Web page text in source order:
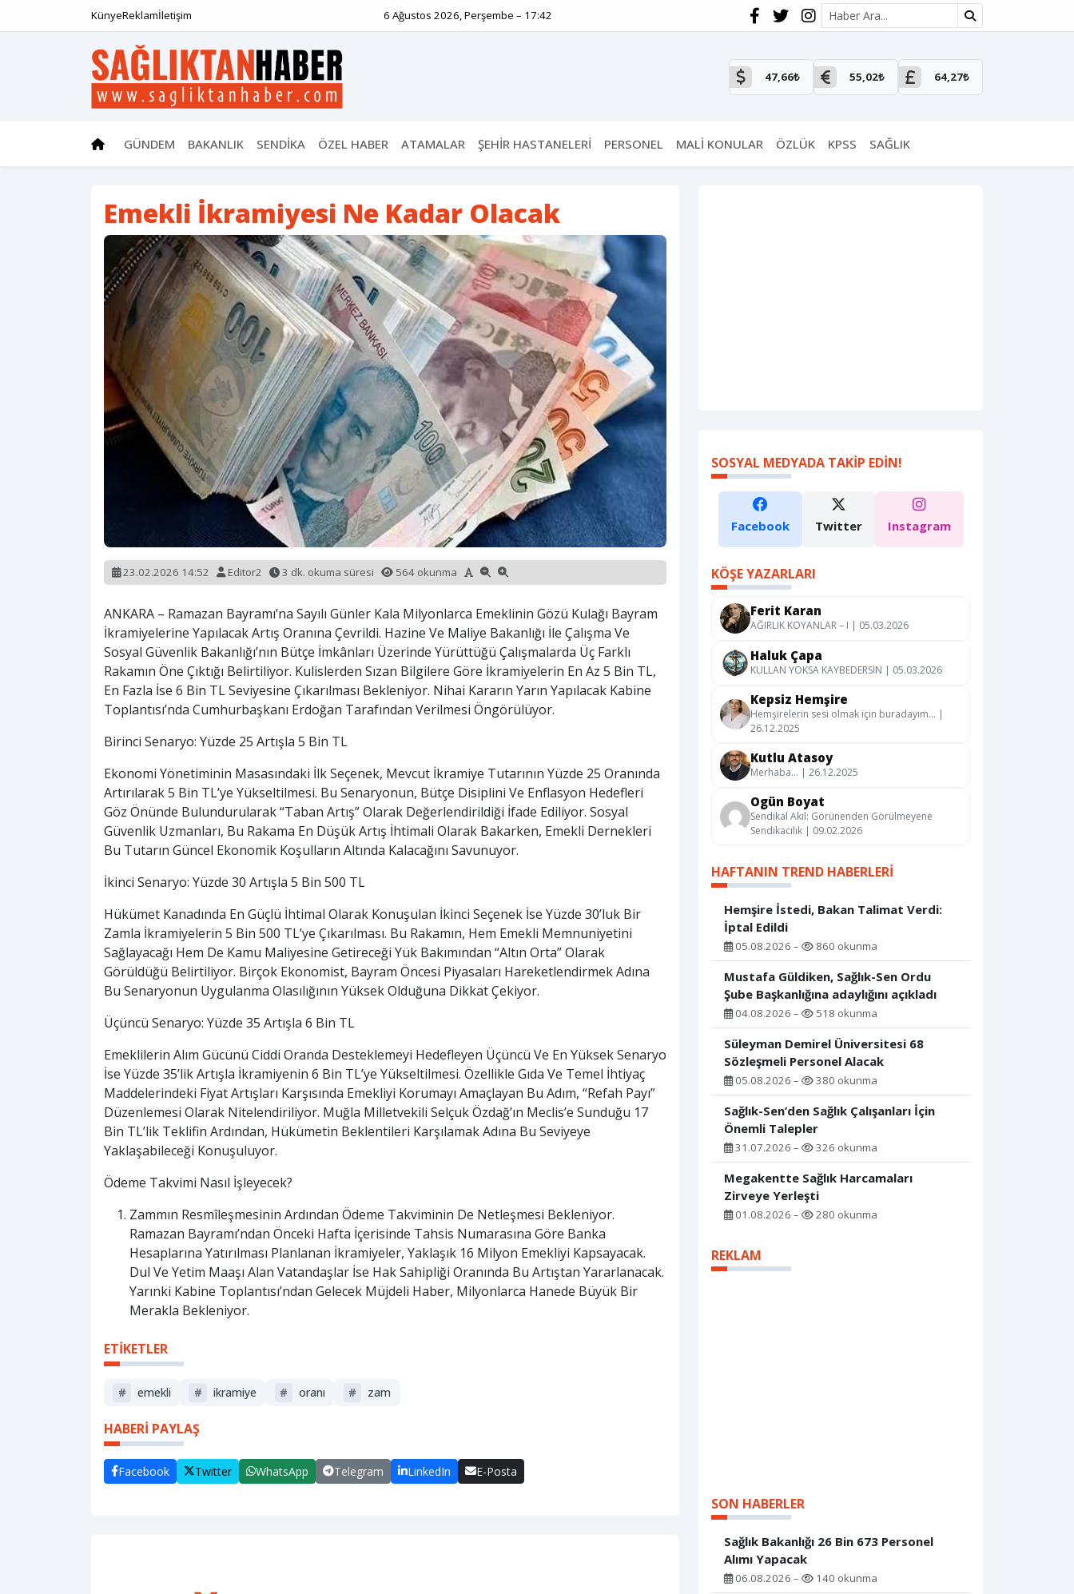
KünyeReklamİletişim 6 Ağustos 2026, Perşembe – 17:42 Site içi arama
47,66₺ 55,02₺ 64,27₺
GÜNDEM BAKANLIK SENDİKA ÖZEL HABER ATAMALAR ŞEHİR HASTANELERİ PERSONEL MALİ KONULAR ÖZLÜK KPSS SAĞLIK
Emekli İkramiyesi Ne Kadar Olacak
23.02.2026 14:52 Editor2 3 dk. okuma süresi 564 okunma
ANKARA – Ramazan Bayramı’na Sayılı Günler Kala Milyonlarca Emeklinin Gözü Kulağı Bayram
İkramiyelerine Yapılacak Artış Oranına Çevrildi. Hazine Ve Maliye Bakanlığı İle Çalışma Ve
Sosyal Güvenlik Bakanlığı’nın Bütçe İmkânları Üzerinde Yürüttüğü Çalışmalarda Üç Farklı
Rakamın Öne Çıktığı Belirtiliyor. Kulislerden Sızan Bilgilere Göre İkramiyelerin En Az 5 Bin TL,
En Fazla İse 6 Bin TL Seviyesine Çıkarılması Bekleniyor. Nihai Kararın Yarın Yapılacak Kabine
Toplantısı’nda Cumhurbaşkanı Erdoğan Tarafından Verilmesi Öngörülüyor.
Birinci Senaryo: Yüzde 25 Artışla 5 Bin TL
Ekonomi Yönetiminin Masasındaki İlk Seçenek, Mevcut İkramiye Tutarının Yüzde 25 Oranında
Artırılarak 5 Bin TL’ye Yükseltilmesi. Bu Senaryonun, Bütçe Disiplini Ve Enflasyon Hedefleri
Göz Önünde Bulundurularak “Taban Artış” Olarak Değerlendirildiği İfade Ediliyor. Sosyal
Güvenlik Uzmanları, Bu Rakama En Düşük Artış İhtimali Olarak Bakarken, Emekli Dernekleri
Bu Tutarın Güncel Ekonomik Koşulların Altında Kalacağını Savunuyor.
İkinci Senaryo: Yüzde 30 Artışla 5 Bin 500 TL
Hükümet Kanadında En Güçlü İhtimal Olarak Konuşulan İkinci Seçenek İse Yüzde 30’luk Bir
Zamla İkramiyelerin 5 Bin 500 TL’ye Çıkarılması. Bu Rakamın, Hem Emekli Memnuniyetini
Sağlayacağı Hem De Kamu Maliyesine Getireceği Yük Bakımından “Altın Orta” Olarak
Görüldüğü Belirtiliyor. Birçok Ekonomist, Bayram Öncesi Piyasaları Hareketlendirmek Adına
Bu Senaryonun Uygulanma Olasılığının Yüksek Olduğuna Dikkat Çekiyor.
Üçüncü Senaryo: Yüzde 35 Artışla 6 Bin TL
Emeklilerin Alım Gücünü Ciddi Oranda Desteklemeyi Hedefleyen Üçüncü Ve En Yüksek Senaryo
İse Yüzde 35’lik Artışla İkramiyenin 6 Bin TL’ye Yükseltilmesi. Özellikle Gıda Ve Temel İhtiyaç
Maddelerindeki Fiyat Artışları Karşısında Emekliyi Korumayı Amaçlayan Bu Adım, “Refah Payı”
Düzenlemesi Olarak Nitelendiriliyor. Muğla Milletvekili Selçuk Özdağ’ın Meclis’e Sunduğu 17
Bin TL’lik Teklifin Ardından, Hükümetin Beklentileri Karşılamak Adına Bu Seviyeye
Yaklaşabileceği Konuşuluyor.
Ödeme Takvimi Nasıl İşleyecek?
Zammın Resmîleşmesinin Ardından Ödeme Takviminin De Netleşmesi Bekleniyor.
Ramazan Bayramı’ndan Önceki Hafta İçerisinde Tahsis Numarasına Göre Banka
Hesaplarına Yatırılması Planlanan İkramiyeler, Yaklaşık 16 Milyon Emekliyi Kapsayacak.
Dul Ve Yetim Maaşı Alan Vatandaşlar İse Hak Sahipliği Oranında Bu Artıştan Yararlanacak.
Yarınki Kabine Toplantısı’ndan Gelecek Müjdeli Haber, Milyonlarca Hanede Büyük Bir
Merakla Bekleniyor.
ETİKETLER
# emekli # ikramiye # oranı # zam
HABERİ PAYLAŞ
Facebook Twitter WhatsApp Telegram LinkedIn E-Posta
SOSYAL MEDYADA TAKIP EDIN!
Facebook Twitter Instagram
KÖŞE YAZARLARI
Ferit Karan
AĞIRLIK KOYANLAR – I | 05.03.2026
Haluk Çapa
KULLAN YOKSA KAYBEDERSİN | 05.03.2026
Kepsiz Hemşire
Hemşirelerin sesi olmak için buradayım… |
26.12.2025
Kutlu Atasoy
Merhaba… | 26.12.2025
Ogün Boyat
Sendikal Akıl: Görünenden Görülmeyene
Sendikacılık | 09.02.2026
HAFTANIN TREND HABERLERI
Hemşire İstedi, Bakan Talimat Verdi:
İptal Edildi
05.08.2026 – 860 okunma
Mustafa Güldiken, Sağlık-Sen Ordu
Şube Başkanlığına adaylığını açıkladı
04.08.2026 – 518 okunma
Süleyman Demirel Üniversitesi 68
Sözleşmeli Personel Alacak
05.08.2026 – 380 okunma
Sağlık-Sen’den Sağlık Çalışanları İçin
Önemli Talepler
31.07.2026 – 326 okunma
Megakentte Sağlık Harcamaları
Zirveye Yerleşti
01.08.2026 – 280 okunma
REKLAM
SON HABERLER
Sağlık Bakanlığı 26 Bin 673 Personel
Alımı Yapacak
06.08.2026 – 140 okunma